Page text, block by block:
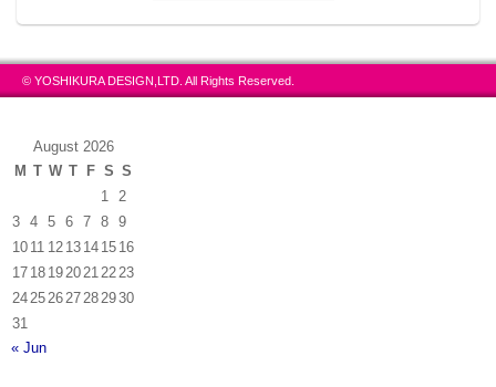
© YOSHIKURA DESIGN,LTD. All Rights Reserved.
August 2026
M T W T F S S
1
2
3
4 5 6 7 8
9
10 11 12 13 14 15 16
17 18 1920212223
24252627282930
31
« Jun